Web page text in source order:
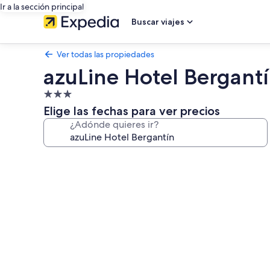
Ir a la sección principal
Buscar viajes
Ver todas las propiedades
azuLine Hotel
Propiedad
de
3.0
estrellas
Elige las fechas para ver precios
¿Adónde quieres ir?